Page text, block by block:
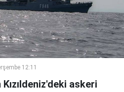
12:11
Kızıldeniz'deki askeri